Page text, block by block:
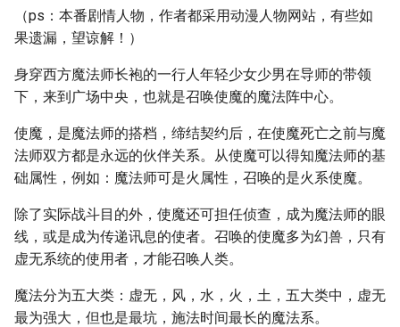
（ps：本番剧情人物，作者都采用动漫人物网站，有些如
果遗漏，望谅解！）
身穿西方魔法师长袍的一行人年轻少女少男在导师的带领
下，来到广场中央，也就是召唤使魔的魔法阵中心。
使魔，是魔法师的搭档，缔结契约后，在使魔死亡之前与魔
法师双方都是永远的伙伴关系。从使魔可以得知魔法师的基
础属性，例如：魔法师可是火属性，召唤的是火系使魔。
除了实际战斗目的外，使魔还可担任侦查，成为魔法师的眼
线，或是成为传递讯息的使者。召唤的使魔多为幻兽，只有
虚无系统的使用者，才能召唤人类。
魔法分为五大类：虚无，风，水，火，土，五大类中，虚无
最为强大，但也是最坑，施法时间最长的魔法系。